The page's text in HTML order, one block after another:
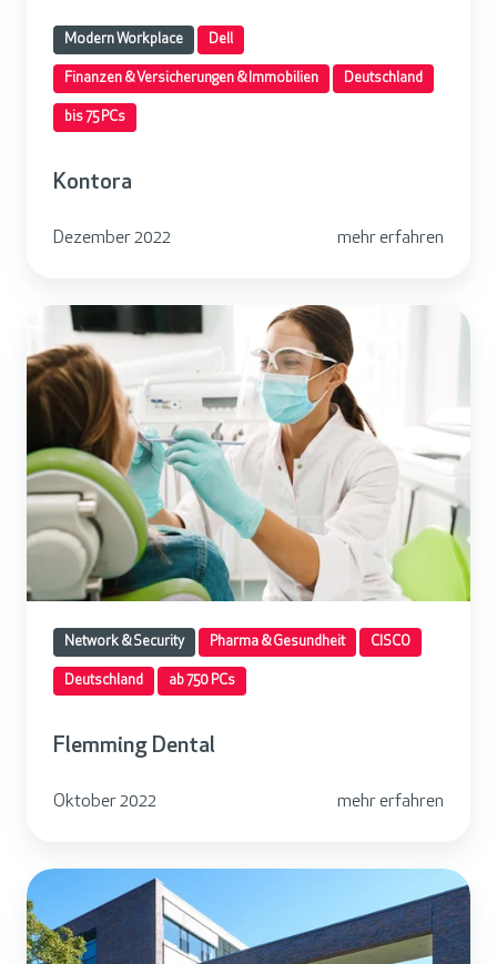
Modern Workplace Dell
Finanzen & Versicherungen & Immobilien Deutschland
bis 75 PCs
Kontora
Dezember 2022 mehr erfahren
l
e
m
i
n
g
e
Network & Security Pharma & Gesundheit CISCO
Deutschland ab 750 PCs
Flemming Dental
Oktober 2022 mehr erfahren
E
l
b